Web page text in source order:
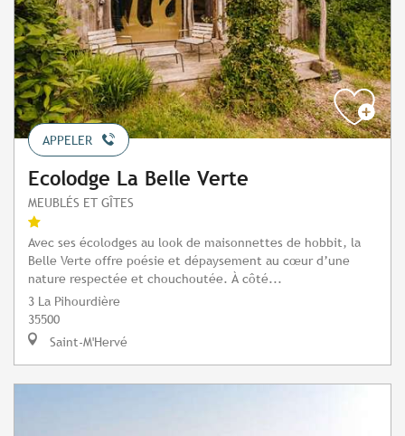
APPELER
Ecolodge La Belle Verte
MEUBLÉS ET GÎTES
Avec ses écolodges au look de maisonnettes de hobbit, la
Belle Verte offre poésie et dépaysement au cœur d’une
nature respectée et chouchoutée. À côté...
3 La Pihourdière
35500
Saint-M'Hervé